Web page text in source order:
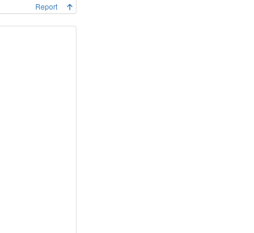
Report